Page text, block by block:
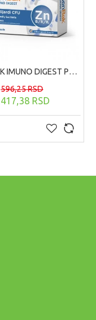
ESENBAK IMUNO DIGEST PROBIOTIK 10 KAPSULA
417,38 RSD
596,25 RSD